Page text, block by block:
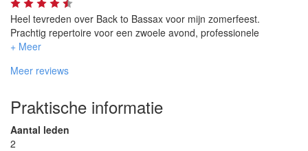
Heel tevreden over Back to Bassax voor mijn zomerfeest.
Prachtig repertoire voor een zwoele avond, professionele
muzikanten, en goed evenwicht tussen aanwezig zijn en op de
ze denken mee over wat beste plek is om te staan, flexibel als er
Meer reviews
Praktische informatie
Aantal leden
2